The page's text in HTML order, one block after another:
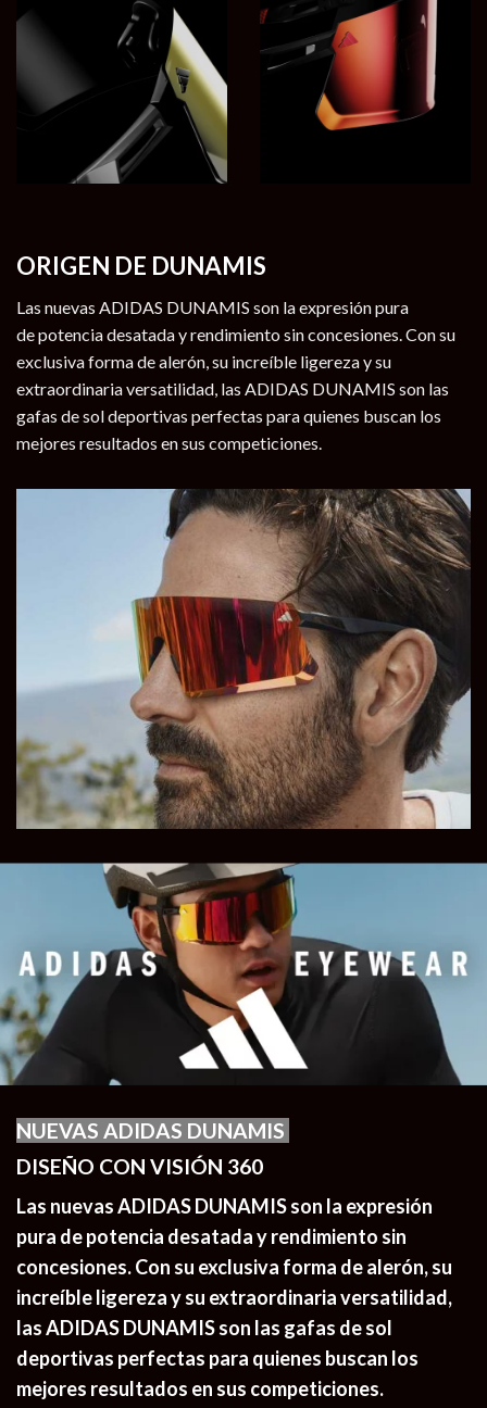
ORIGEN DE DUNAMIS
Las nuevas ADIDAS DUNAMIS son la expresión pura
depotencia desatada y rendimiento sin concesiones.Con su
exclusiva forma de alerón, su increíble ligereza y su
extraordinaria versatilidad, las ADIDAS DUNAMIS son las
gafas de sol deportivas perfectas para quienes buscan los
mejores resultados en sus competiciones.
NUEVAS ADIDAS DUNAMIS
DISEÑO CON VISIÓN 360
Las nuevasADIDAS DUNAMISson la expresión
pura depotencia desatada y rendimiento sin
concesiones.Con su exclusiva forma de alerón, su
increíble ligereza y su extraordinaria versatilidad,
las ADIDAS DUNAMIS son las gafas de sol
deportivas perfectas para quienes buscan los
mejores resultados en sus competiciones.